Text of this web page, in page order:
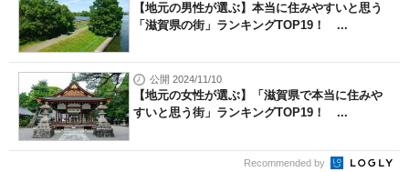
【地元の男性が選ぶ】本当に住みやすいと思う
「滋賀県の街」ランキングTOP19！ ...
公開 2024/11/10
【地元の女性が選ぶ】「滋賀県で本当に住みや
すいと思う街」ランキングTOP19！ ...
Recommended by